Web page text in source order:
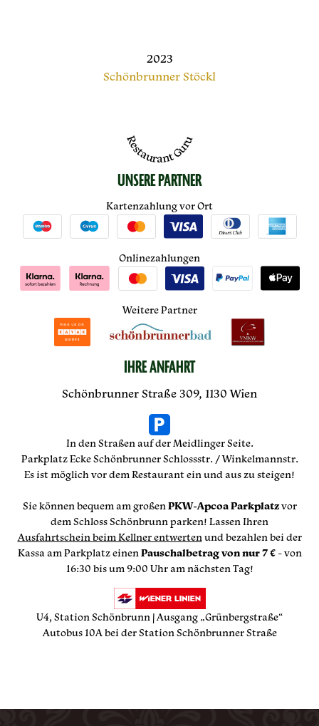
2023
Schönbrunner Stöckl
Restaurant Guru
UNSERE PARTNER
Kartenzahlung vor Ort
Onlinezahlungen
Weitere Partner
IHRE ANFAHRT
Schönbrunner Straße 309, 1130 Wien
In den Straßen auf der Meidlinger Seite.
Parkplatz Ecke Schönbrunner Schlossstr. / Winkelmannstr.
Es ist möglich vor dem Restaurant ein und aus zu steigen!
Sie können bequem am großenPKW-Apcoa Parkplatzvor
dem Schloss Schönbrunn parken! Lassen Ihren
Ausfahrtschein beim Kellner entwertenund bezahlen bei der
Kassa am Parkplatz einenPauschalbetrag von nur 7 €- von
16:30 bis um 9:00 Uhr am nächsten Tag!
U4, Station Schönbrunn | Ausgang „Grünbergstraße“
Autobus 10A bei der Station Schönbrunner Straße